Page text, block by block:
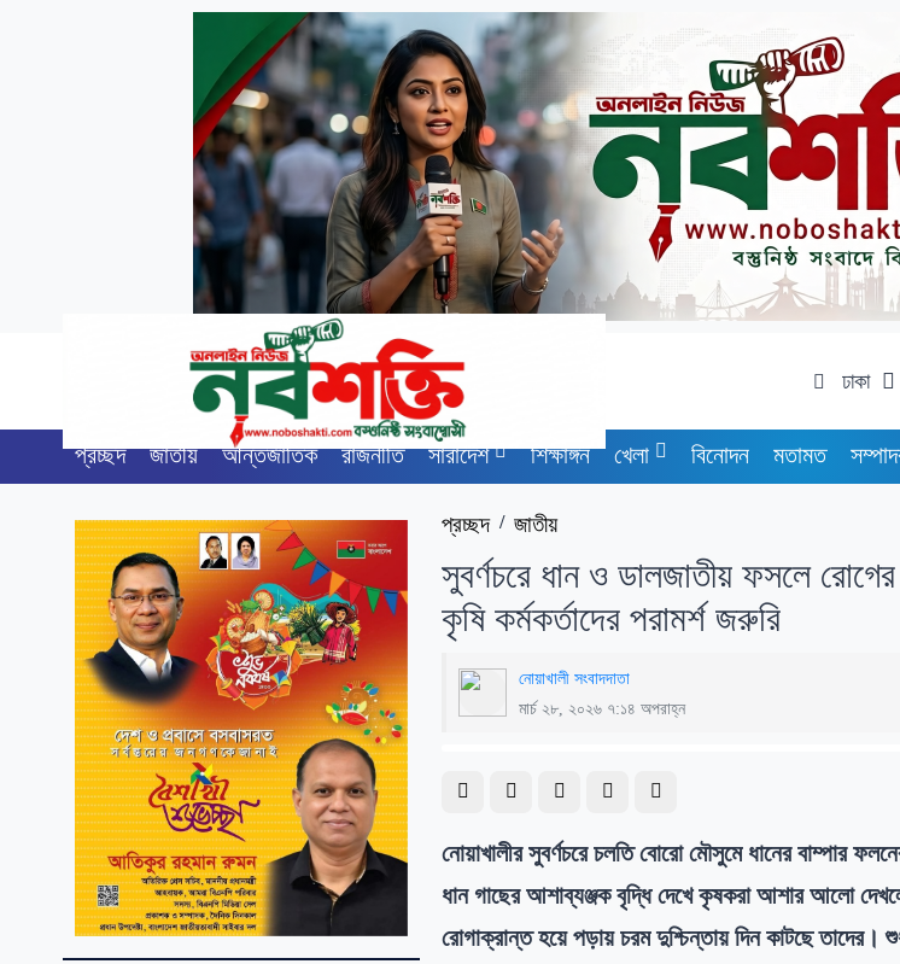
ঢাকা
প্রচ্ছদ জাতীয় আন্তর্জাতিক রাজনীতি সারাদেশ শিক্ষাঙ্গন খেলা বিনোদন মতামত
প্রচ্ছদ/জাতীয়
সুবর্ণচরে ধান ও ডালজাতীয় ফসলে রোগের
কৃষি কর্মকর্তাদের পরামর্শ জরুরি
নোয়াখালী সংবাদদাতা
মার্চ ২৮, ২০২৬ ৭:১৪ অপরাহ্ন
নোয়াখালীর সুবর্ণচরে চলতি বোরো মৌসুমে ধানের বাম্পার
ধান গাছের আশাব্যঞ্জক বৃদ্ধি দেখে কৃষকরা আশার আলো
রোগাক্রান্ত হয়ে পড়ায় চরম দুশ্চিন্তায় দিন কাটছে তাদের।